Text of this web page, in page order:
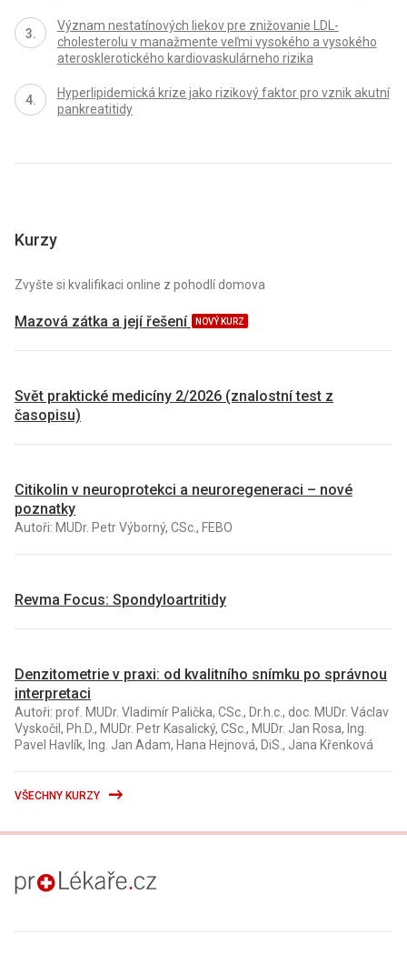
Význam nestatínových liekov pre znižovanie LDL-
cholesterolu v manažmente veľmi vysokého a vysokého
aterosklerotického kardiovaskulárneho rizika
Hyperlipidemická krize jako rizikový faktor pro vznik akutní
pankreatitidy
Kurzy
Zvyšte si kvalifikaci online z pohodlí domova
Mazová zátka a její řešení NOVÝ KURZ
Svět praktické medicíny 2/2026 (znalostní test z
časopisu)
Citikolin v neuroprotekci a neuroregeneraci – nové
poznatky
Autoři: MUDr. Petr Výborný, CSc., FEBO
Revma Focus: Spondyloartritidy
Denzitometrie v praxi: od kvalitního snímku po správnou
interpretaci
Autoři: prof. MUDr. Vladimír Palička, CSc., Dr.h.c., doc. MUDr. Václav
Vyskočil, Ph.D., MUDr. Petr Kasalický, CSc., MUDr. Jan Rosa, Ing.
Pavel Havlík, Ing. Jan Adam, Hana Hejnová, DiS., Jana Křenková
VŠECHNY KURZY
proLékaře.cz